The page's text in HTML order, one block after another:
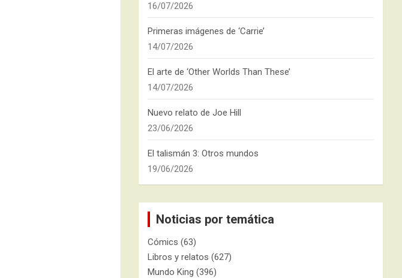
16/07/2026
Primeras imágenes de ‘Carrie’
14/07/2026
El arte de ‘Other Worlds Than These’
14/07/2026
Nuevo relato de Joe Hill
23/06/2026
El talismán 3: Otros mundos
19/06/2026
Noticias por temática
Cómics (63)
Libros y relatos (627)
Mundo King (396)